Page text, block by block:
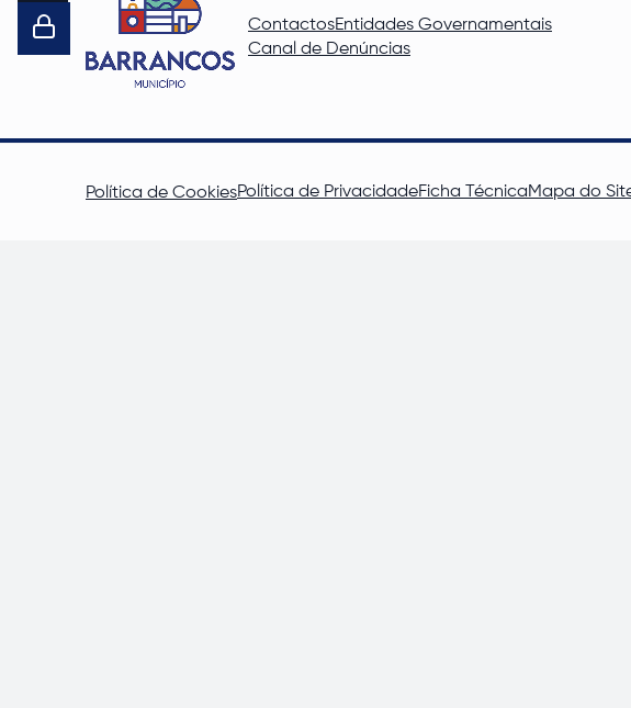
ContactosEntidades Governamentais
Canal de Denúncias
Política de CookiesPolítica de PrivacidadeFicha TécnicaMapa do